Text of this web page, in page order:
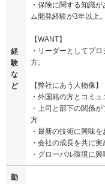
経
験
な
ど
・保険に関する知識
ム開発経験が3年以上。
【WANT】
・リーダーとしてプ
方。
【弊社にあう人物像】
・外国籍の方とコミ
・上司と部下の関係
方
・最新の技術に興味
・会社の成長を共に
・グローバル環境に
勤